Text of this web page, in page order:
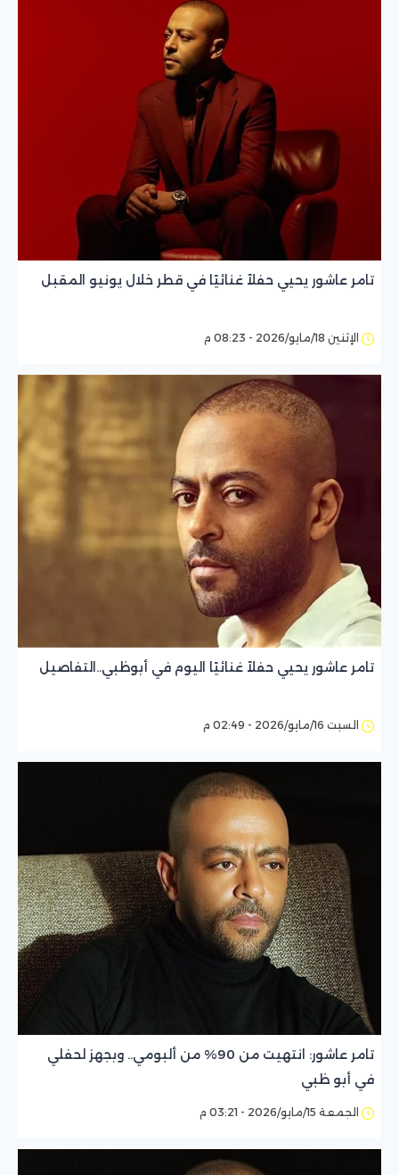
تامر عاشور يحيي حفلاً غنائيًا في قطر خلال يونيو المقبل
الإثنين 18/مايو/2026 - 08:23 م
تامر عاشور يحيي حفلاً غنائيًا اليوم في أبوظبي..التفاصيل
السبت 16/مايو/2026 - 02:49 م
تامر عاشور: انتهيت من 90% من ألبومي.. وبجهز لحفلي
في أبو ظبي
الجمعة 15/مايو/2026 - 03:21 م